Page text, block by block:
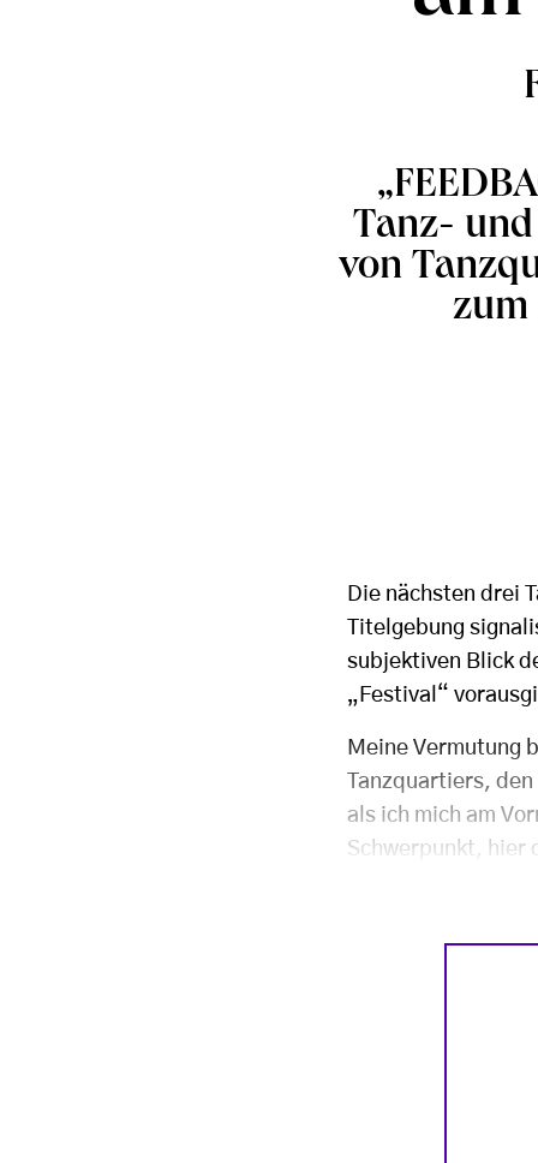
Tanz-
von
zum
Die nächsten drei
Titelgebung
subjektiven Blick
„Festival“
Meine Vermutung
Tanzquartiers,
als ich mich am
Schwerpunkt, hier